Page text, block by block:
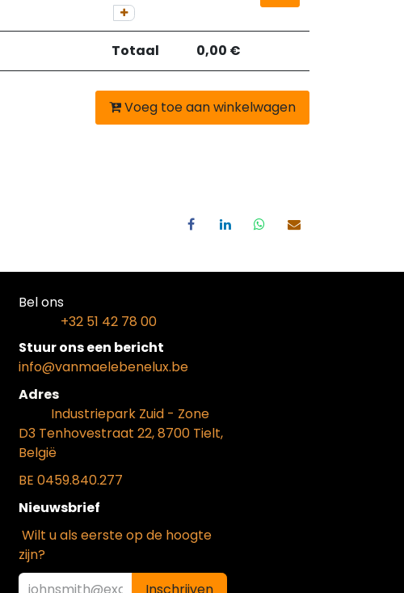
Totaal 0,00 €
Voeg toe aan winkelwagen
Bel ons​
+32 51 42 78 00
Stuur ons een bericht
info@vanmaelebenelux.be
Adr​es
​Industriepark Zuid - Zone
D3 Tenhovestraat 22, 8700 Tielt,
België
BE 0459.840.277
Nieuwsbrief
Wilt u als eerste op de hoogte
zijn?